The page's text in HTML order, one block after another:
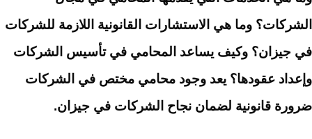
الشركات؟ وما هي الاستشارات القانونية اللازمة للشركات
في جيزان؟ وكيف يساعد المحامي في تأسيس الشركات
وإعداد عقودها؟ يعد وجود محامي مختص في الشركات
ضرورة قانونية لضمان نجاح الشركات في جيزان.